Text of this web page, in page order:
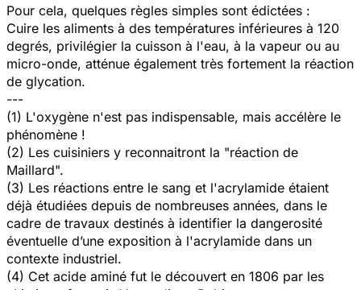
Pour cela, quelques règles simples sont édictées :
Cuire les aliments à des températures inférieures à 120
degrés, privilégier la cuisson à l'eau, à la vapeur ou au
micro-onde, atténue également très fortement la réaction
de glycation.
---
(1) L'oxygène n'est pas indispensable, mais accélère le
phénomène !
(2) Les cuisiniers y reconnaitront la "réaction de
Maillard".
(3) Les réactions entre le sang et l'acrylamide étaient
déjà étudiées depuis de nombreuses années, dans le
cadre de travaux destinés à identifier la dangerosité
éventuelle d’une exposition à l'acrylamide dans un
contexte industriel.
(4) Cet acide aminé fut le découvert en 1806 par les